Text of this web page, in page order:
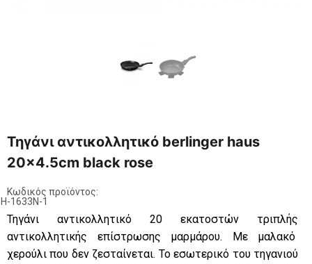
Τηγάνι αντικολλητικό berlinger haus
20×4.5cm black rose
Κωδικός προϊόντος:
1633N-1
Τηγάνι αντικολλητικό 20 εκατοστών τριπλής
αντικολλητικής επίστρωσης μαρμάρου. Με μαλακό
χερούλι που δεν ζεσταίνεται. Το εσωτερικό του τηγανιού